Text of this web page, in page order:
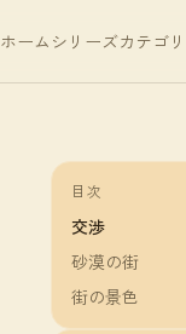
ホーム シリーズカテゴリ
目次
交渉
砂漠の街
街の景色